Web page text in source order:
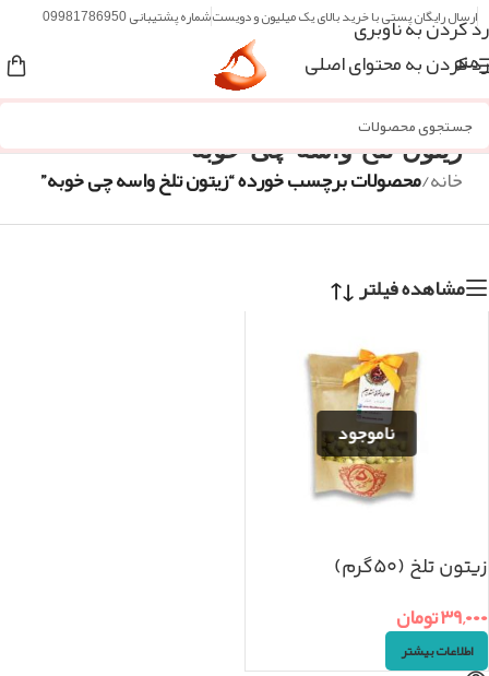
رد کردن به ناوبری
رد کردن به محتوای اصلی
ارسال رایگان پستی با خرید بالای یک میلیون و دویستشماره پشتیبانی 09981786950
منو
زیتون تلخ واسه چی خوبه
خانه/محصولات برچسب خورده “زیتون تلخ واسه چی خوبه”
مشاهده فیلتر
زیتون تلخ (۵۰گرم)
۳۹,۰۰۰تومان
اطلاعات بیشتر